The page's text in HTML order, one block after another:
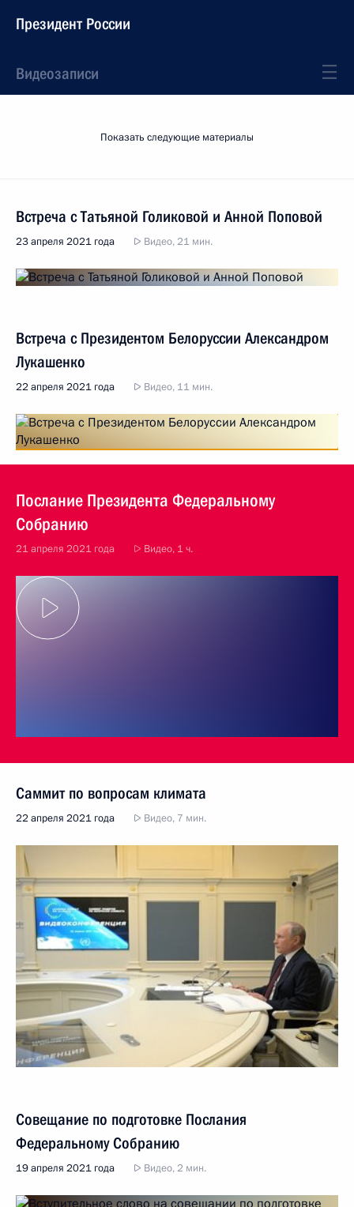
Президент России
Видеозаписи
Показать следующие материалы
Встреча с Татьяной Голиковой и Анной Поповой
23 апреля 2021 года Видео, 21 мин.
Встреча с Президентом Белоруссии Александром
Лукашенко
22 апреля 2021 года Видео, 11 мин.
Послание Президента Федеральному
Собранию
21 апреля 2021 года Видео, 1 ч.
Саммит по вопросам климата
22 апреля 2021 года Видео, 7 мин.
Совещание по подготовке Послания
Федеральному Собранию
19 апреля 2021 года Видео, 2 мин.